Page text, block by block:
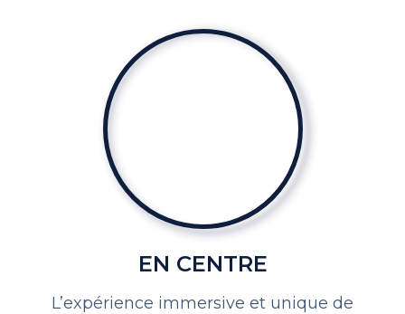
EN CENTRE
L’expérience immersive et unique de